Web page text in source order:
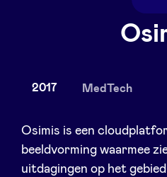
Nieuws
Voordelen
2017 MedTech
Osimis is een
beeldvorming waarmee
uitdagingen op het